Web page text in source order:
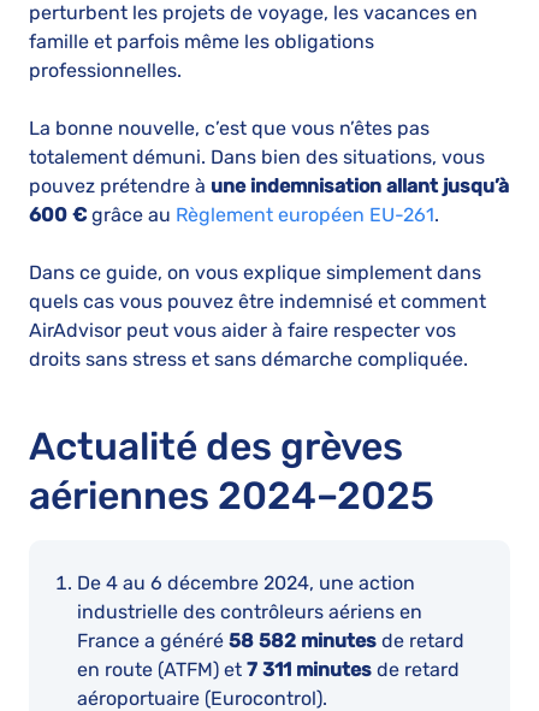
perturbent les projets de voyage, les vacances en
famille et parfois même les obligations
professionnelles.
La bonne nouvelle, c’est que vous n’êtes pas
totalement démuni. Dans bien des situations, vous
pouvez prétendre à une indemnisation allant jusqu’à
600 € grâce au Règlement européen EU-261.
Dans ce guide, on vous explique simplement dans
quels cas vous pouvez être indemnisé et comment
AirAdvisor peut vous aider à faire respecter vos
droits sans stress et sans démarche compliquée.
Actualité des grèves
aériennes 2024–2025
De 4 au 6 décembre 2024, une action
industrielle des contrôleurs aériens en
France a généré 58 582 minutes de retard
en route (ATFM) et 7 311 minutes de retard
aéroportuaire (Eurocontrol).